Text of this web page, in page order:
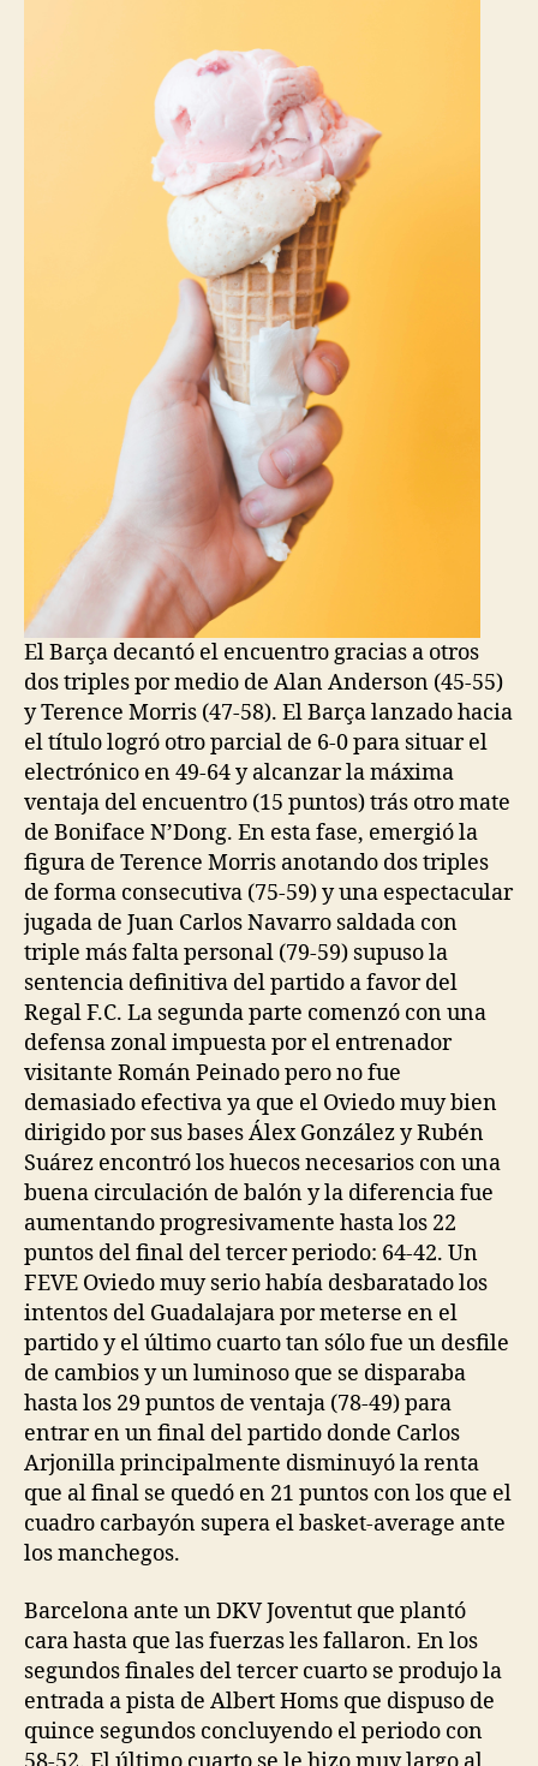
El Barça decantó el encuentro gracias a otros
dos triples por medio de Alan Anderson (45-55)
y Terence Morris (47-58). El Barça lanzado hacia
el título logró otro parcial de 6-0 para situar el
electrónico en 49-64 y alcanzar la máxima
ventaja del encuentro (15 puntos) trás otro mate
de Boniface N’Dong. En esta fase, emergió la
figura de Terence Morris anotando dos triples
de forma consecutiva (75-59) y una espectacular
jugada de Juan Carlos Navarro saldada con
triple más falta personal (79-59) supuso la
sentencia definitiva del partido a favor del
Regal F.C. La segunda parte comenzó con una
defensa zonal impuesta por el entrenador
visitante Román Peinado pero no fue
demasiado efectiva ya que el Oviedo muy bien
dirigido por sus bases Álex González y Rubén
Suárez encontró los huecos necesarios con una
buena circulación de balón y la diferencia fue
aumentando progresivamente hasta los 22
puntos del final del tercer periodo: 64-42. Un
FEVE Oviedo muy serio había desbaratado los
intentos del Guadalajara por meterse en el
partido y el último cuarto tan sólo fue un desfile
de cambios y un luminoso que se disparaba
hasta los 29 puntos de ventaja (78-49) para
entrar en un final del partido donde Carlos
Arjonilla principalmente disminuyó la renta
que al final se quedó en 21 puntos con los que el
cuadro carbayón supera el basket-average ante
los manchegos.
Barcelona ante un DKV Joventut que plantó
cara hasta que las fuerzas les fallaron. En los
segundos finales del tercer cuarto se produjo la
entrada a pista de Albert Homs que dispuso de
quince segundos concluyendo el periodo con